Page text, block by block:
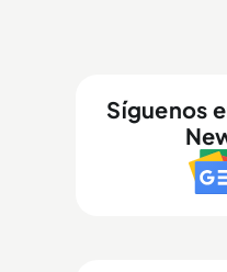
Síguenos